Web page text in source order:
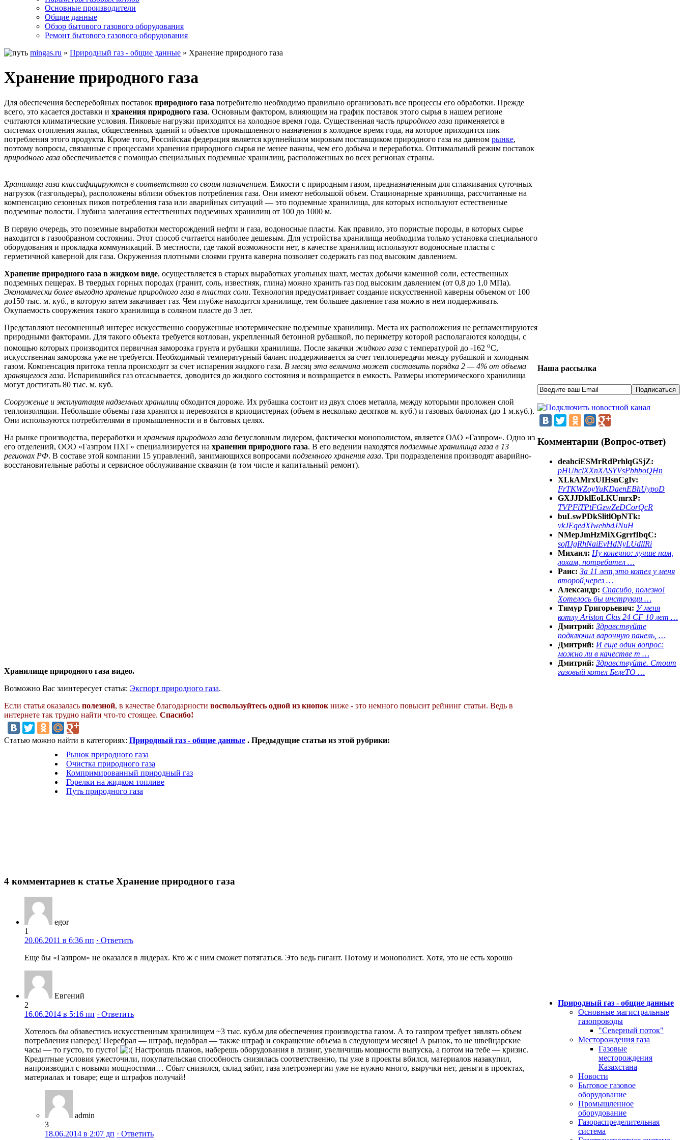
Основные производители
Общие данные
Обзор бытового газового оборудования
Ремонт бытового газового оборудования
mingas.ru » Природный газ - общие данные » Хранение природного газа
Хранение природного газа
Для обеспечения бесперебойных поставок природного газа потребителю необходимо правильно организовать все процессы его обработки. Прежде
всего, это касается доставки и хранения природного газа. Основным фактором, влияющим на график поставок этого сырья в нашем регионе
считаются климатические условия. Пиковые нагрузки приходятся на холодное время года. Существенная часть природного газа применяется в
системах отопления жилья, общественных зданий и объектов промышленного назначения в холодное время года, на которое приходится пик
потребления этого продукта. Кроме того, Российская федерация является крупнейшим мировым поставщиком природного газа на данном рынке,
поэтому вопросы, связанные с процессами хранения природного сырья не менее важны, чем его добыча и переработка. Оптимальный режим поставок
природного газа обеспечивается с помощью специальных подземные хранилищ, расположенных во всех регионах страны.
Хранилища газа классифицируются в соответствии со своим назначением. Емкости с природным газом, предназначенным для сглаживания суточных
нагрузок (газгольдеры), расположены вблизи объектов потребления газа. Они имеют небольшой объем. Стационарные хранилища, рассчитанные на
компенсацию сезонных пиков потребления газа или аварийных ситуаций — это подземные хранилища, для которых используют естественные
подземные полости. Глубина залегания естественных подземных хранилищ от 100 до 1000 м.
В первую очередь, это поземные выработки месторождений нефти и газа, водоносные пласты. Как правило, это пористые породы, в которых сырье
находится в газообразном состоянии. Этот способ считается наиболее дешевым. Для устройства хранилища необходима только установка специального
оборудования и прокладка коммуникаций. В местности, где такой возможности нет, в качестве хранилищ используют водоносные пласты с
герметичной каверной для газа. Окруженная плотными слоями грунта каверна позволяет содержать газ под высоким давлением.
Хранение природного газа в жидком виде, осуществляется в старых выработках угольных шахт, местах добычи каменной соли, естественных
подземных пещерах. В твердых горных породах (гранит, соль, известняк, глина) можно хранить газ под высоким давлением (от 0,8 до 1,0 МПа).
Экономически более выгодно хранение природного газа в пластах соли. Технология предусматривает создание искусственной каверны объемом от 100
до150 тыс. м. куб., в которую затем закачивает газ. Чем глубже находится хранилище, тем большее давление газа можно в нем поддерживать.
Окупаемость сооружения такого хранилища в соляном пласте до 3 лет.
Представляют несомненный интерес искусственно сооруженные изотермические подземные хранилища. Места их расположения не регламентируются
природными факторами. Для такого объекта требуется котлован, укрепленный бетонной рубашкой, по периметру которой располагаются колодцы, с
помощью которых производится первичная заморозка грунта и рубашки хранилища. После закачки жидкого газа с температурой до -162 оС,
искусственная заморозка уже не требуется. Необходимый температурный баланс поддерживается за счет теплопередачи между рубашкой и холодным
газом. Компенсация притока тепла происходит за счет испарения жидкого газа. В месяц эта величина может составить порядка 2 — 4% от объема
хранящегося газа. Испарившийся газ отсасывается, доводится до жидкого состояния и возвращается в емкость. Размеры изотермического хранилища
могут достигать 80 тыс. м. куб.
Сооружение и эксплуатация надземных хранилищ обходится дороже. Их рубашка состоит из двух слоев металла, между которыми проложен слой
теплоизоляции. Небольшие объемы газа хранятся и перевозятся в криоцистернах (объем в несколько десятков м. куб.) и газовых баллонах (до 1 м.куб.).
Они используются потребителями в промышленности и в бытовых целях.
На рынке производства, переработки и хранения природного газа безусловным лидером, фактически монополистом, является ОАО «Газпром». Одно из
его отделений, ООО «Газпром ПХГ» специализируется на хранении природного газа. В его ведении находятся подземные хранилища газа в 13
регионах РФ. В составе этой компании 15 управлений, занимающихся вопросами подземного хранения газа. Три подразделения производят аварийно-
восстановительные работы и сервисное обслуживание скважин (в том числе и капитальный ремонт).
Хранилище природного газа видео.
Возможно Вас заинтересует статья: Экспорт природного газа.
Если статья оказалась полезной, в качестве благодарности воспользуйтесь одной из кнопок ниже - это немного повысит рейнинг статьи. Ведь в
интернете так трудно найти что-то стоящее. Спасибо!
Статью можно найти в категориях: Природный газ - общие данные . Предыдущие статьи из этой рубрики:
Рынок природного газа
Очистка природного газа
Компримированный природный газ
Горелки на жидком топливе
Путь природного газа
4 комментариев к статье Хранение природного газа
egor
1
20.06.2011 в 6:36 пп · Ответить
Еще бы «Газпром» не оказался в лидерах. Кто ж с ним сможет потягаться. Это ведь гигант. Потому и монополист. Хотя, это не есть хорошо
Евгений
2
16.06.2014 в 5:16 пп · Ответить
Хотелось бы обзавестись искусственным хранилищем ~3 тыс. куб.м для обеспечения производства газом. А то газпром требует зявлять объем
потребления наперед! Перебрал — штраф, недобрал — также штраф и сокращение объема в следующем месяце! А рынок, то не швейцарские
часы — то густо, то пусто!
Настроишь планов, наберешь оборудования в лизинг, увеличишь мощности выпуска, а потом на тебе — кризис.
Кредитные условия ужесточили, покупательская способность снизилась соответственно, ты уже в проекты вбился, материалов назакупил,
напроизводил с новыми мощностями… Сбыт снизился, склад забит, газа элетроэнергии уже не нужно много, выручки нет, деньги в проектах,
материалах и товаре; еще и штрафов получай!
admin
3
18.06.2014 в 2:07 дп · Ответить
Наша рассылка
Комментарии (Вопрос-ответ)
deahciESMrRdPrhlqGSjZ:
pHUhclXXnXASYVsPbhboQHn
XLkAMrxUIHsnCgIv:
FrTKWZoyYuKDaenEBhUypoD
GXJJDklEoLKUmrxP:
TVPFiTPtFGzwZeDCorQcR
buLswPDkSlitlOpNTk:
vkJEqedXIwehbdJNuH
NMepJmHzMiXGgrrfIbqC:
sofIJgRhNaiEvHdNyLUdllRi
Михаил: Ну конечно: лучше нам,
лохам, потребител …
Раис: За 11 лет,это котел у меня
второй,через …
Александр: Спасибо, полезно!
Хотелось бы инструкци …
Тимур Григорьевич: У меня
котлу Ariston Clas 24 CF 10 лет …
Дмитрий: Здравствуйте
подключил варочную панель, …
Дмитрий: И еще один вопрос:
можно ли в качестве т …
Дмитрий: Здравствуйте. Стоит
газовый котел БелеТО …
Природный газ - общие данные
Основные магистральные
газопроводы
"Северный поток"
Месторождения газа
Газовые
месторождения
Казахстана
Новости
Бытовое газовое
оборудование
Промышленное
оборудование
Газораспределительная
система